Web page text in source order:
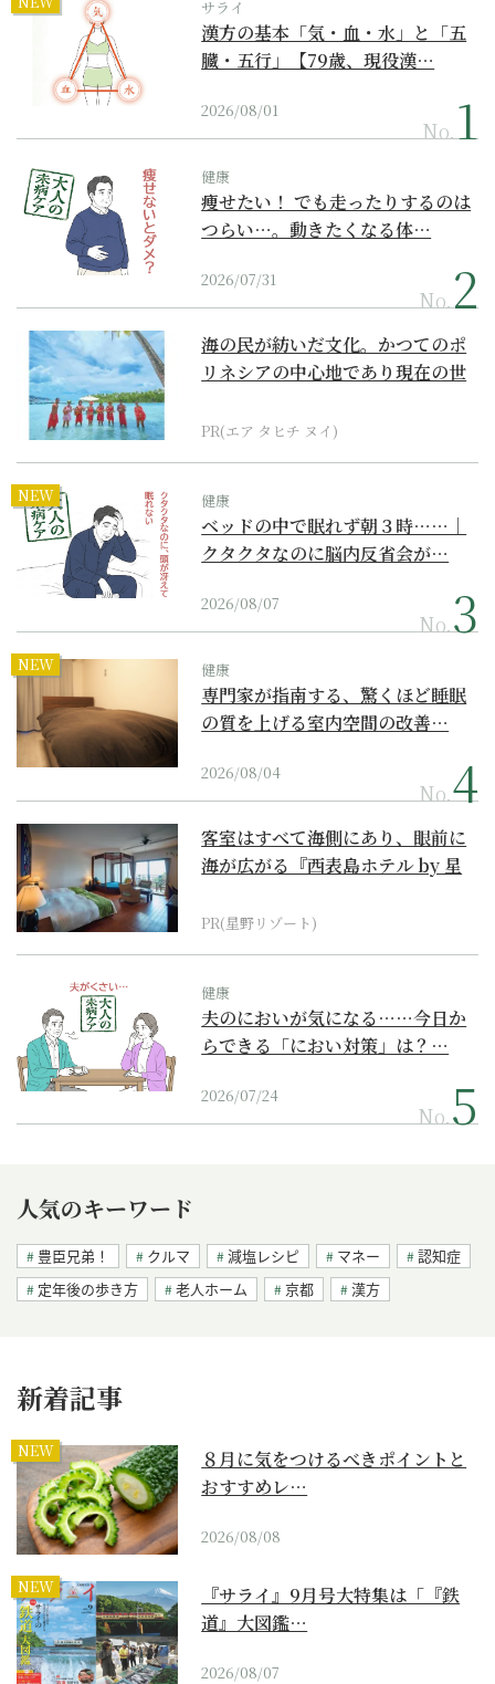
サライ
漢方の基本「気・血・水」と「五
臓・五行」【79歳、現役漢…
2026/08/01
No.
健康
痩せたい！ でも走ったりするのは
つらい…。動きたくなる体…
2026/07/31
No.
海の民が紡いだ文化。かつてのポ
リネシアの中心地であり現在の世
PR(エア タヒチ ヌイ)
NEW 健康
ベッドの中で眠れず朝３時……｜
クタクタなのに脳内反省会が…
2026/08/07
No.
NEW 健康
専門家が指南する、驚くほど睡眠
の質を上げる室内空間の改善…
2026/08/04
No.
客室はすべて海側にあり、眼前に
海が広がる『西表島ホテル by 星
PR(星野リゾート)
健康
夫のにおいが気になる……今日か
らできる「におい対策」は？…
2026/07/24
No.
人気のキーワード
豊臣兄弟！ クルマ 減塩レシピ マネー
認知症
定年後の歩き方
老人ホーム 京都 漢方
新着記事
NEW
８月に気をつけるべきポイントと
おすすめレ…
2026/08/08
NEW
『サライ』9月号大特集は「『鉄
道』大図鑑…
2026/08/07